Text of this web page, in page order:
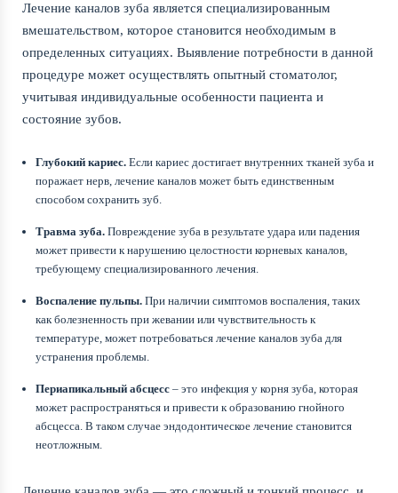
Лечение каналов зуба является специализированным
вмешательством, которое становится необходимым в
определенных ситуациях. Выявление потребности в данной
процедуре может осуществлять опытный стоматолог,
учитывая индивидуальные особенности пациента и
состояние зубов.
Глубокий кариес. Если кариес достигает внутренних тканей зуба и
поражает нерв, лечение каналов может быть единственным
способом сохранить зуб.
Травма зуба. Повреждение зуба в результате удара или падения
может привести к нарушению целостности корневых каналов,
требующему специализированного лечения.
Воспаление пульпы. При наличии симптомов воспаления, таких
как болезненность при жевании или чувствительность к
температуре, может потребоваться лечение каналов зуба для
устранения проблемы.
Периапикальный абсцесс – это инфекция у корня зуба, которая
может распространяться и привести к образованию гнойного
абсцесса. В таком случае эндодонтическое лечение становится
неотложным.